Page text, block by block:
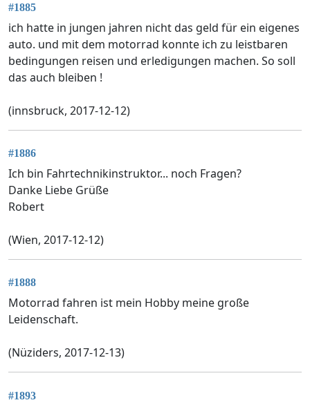
#1885
ich hatte in jungen jahren nicht das geld für ein eigenes
auto. und mit dem motorrad konnte ich zu leistbaren
bedingungen reisen und erledigungen machen. So soll
das auch bleiben !
(innsbruck, 2017-12-12)
#1886
Ich bin Fahrtechnikinstruktor... noch Fragen?
Danke Liebe Grüße
Robert
(Wien, 2017-12-12)
#1888
Motorrad fahren ist mein Hobby meine große
Leidenschaft.
(Nüziders, 2017-12-13)
#1893